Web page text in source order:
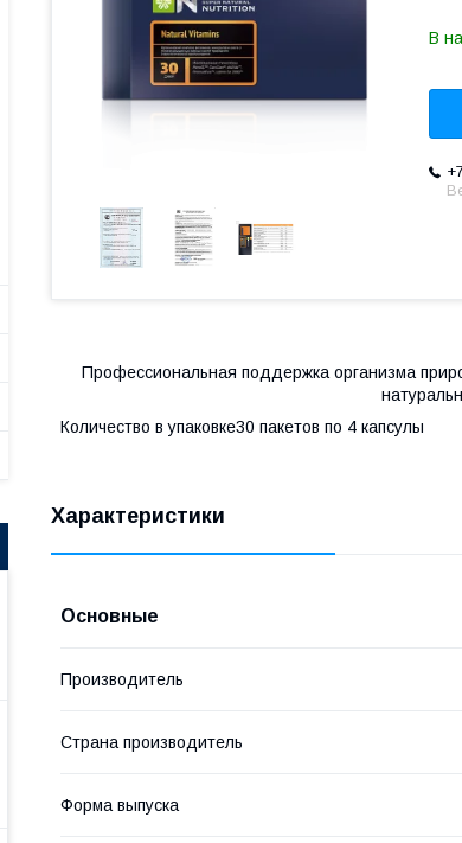
В
Профессиональная поддержка организма
Количество в упаковке30 пакетов по 4 капсулы
Характеристики
Основные
Производитель
Страна производитель
Форма выпуска